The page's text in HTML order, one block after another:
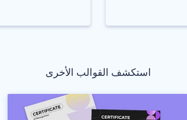
استكشف القوالب الأخرى